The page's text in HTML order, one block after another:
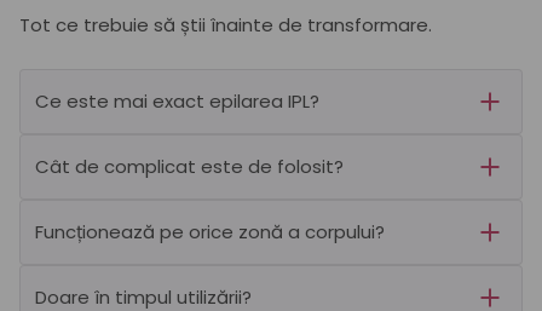
Tot ce trebuie să știi înainte de transformare.
Ce este mai exact epilarea IPL?
Cât de complicat este de folosit?
Funcționează pe orice zonă a corpului?
Doare în timpul utilizării?